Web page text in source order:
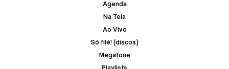
Agenda
Na Tela
Ao Vivo
Só filé! (discos)
Megafone